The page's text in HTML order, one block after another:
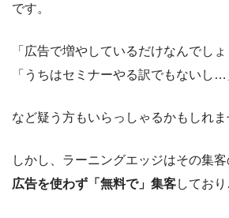
です。
「広告で増やしているだけなんでしょ
「うちはセミナーやる訳でもないし…
など疑う方もいらっしゃるかもしれま
しかし、ラーニングエッジはその集
広告を使わず「無料で」集客してお